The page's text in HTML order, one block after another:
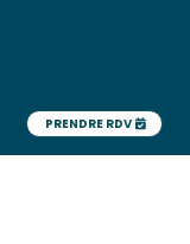
PRENDRE RDV